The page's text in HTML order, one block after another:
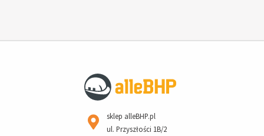
sklep alleBHP.pl
ul. Przyszłości 1B/2